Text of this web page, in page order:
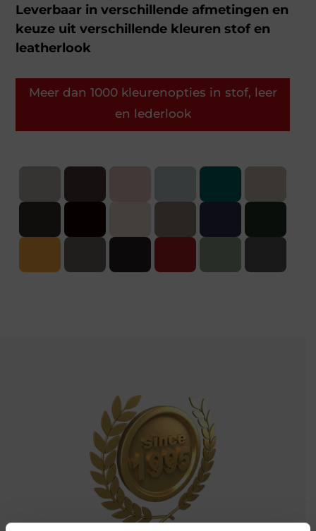
Leverbaar in verschillende afmetingen en
keuze uit verschillende kleuren stof en
leatherlook
Meer dan 1000 kleurenopties in stof, leer
en lederlook